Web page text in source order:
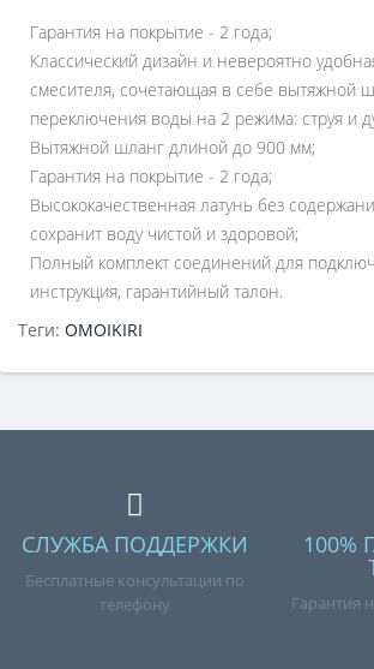
Гарантия на покрытие - 2 года;
Классический дизайн и невероятно
смесителя, сочетающая в себе вытяжной
переключения воды на 2 режима: струя и
Вытяжной шланг длиной до 900 мм;
Гарантия на покрытие - 2 года;
Высококачественная латунь без
сохранит воду чистой и здоровой;
Полный комплект соединений для
инструкция, гарантийный талон.
Теги: OMOIKIRI
СЛУЖБА ПОДДЕРЖКИ
Бесплатные консультации по
телефону
100%
Гарантия